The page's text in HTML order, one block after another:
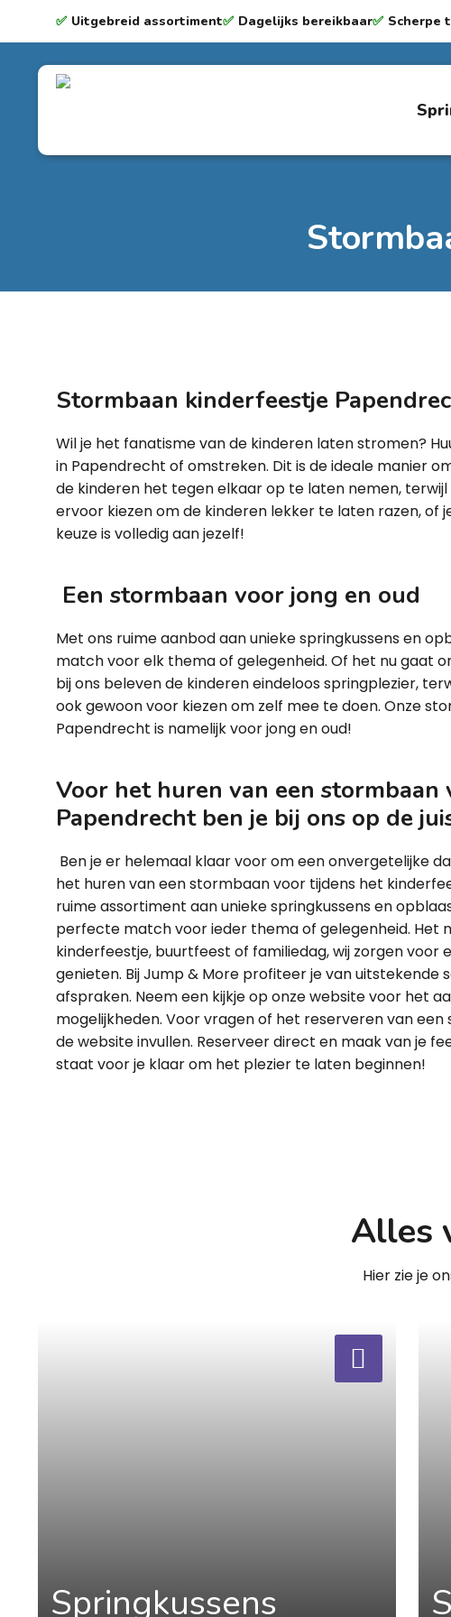
✅ Uitgebreid assortiment✅ Dagelijks bereikbaar✅ Scherpe
Stormbaan kinderfeestje
Wil je het fanatisme van de kinderen laten stromen?
in Papendrecht of omstreken. Dit is de ideale manier
de kinderen het tegen elkaar op te laten nemen,
ervoor kiezen om de kinderen lekker te laten razen,
keuze is volledig aan jezelf!
Een stormbaan voor jong en oud
Met ons ruime aanbod aan unieke springkussens en
match voor elk thema of gelegenheid. Of het nu gaat
bij ons beleven de kinderen eindeloos springplezier,
ook gewoon voor kiezen om zelf mee te doen. Onze
Papendrecht is namelijk voor jong en oud!
Voor het huren van een stormbaan
Papendrecht ben je bij ons op de
Ben je er helemaal klaar voor om een onvergetelijke
het huren van een stormbaan voor tijdens het
ruime assortiment aan unieke springkussens en
perfecte match voor ieder thema of gelegenheid. Het
kinderfeestje, buurtfeest of familiedag, wij zorgen voor
genieten. Bij Jump & More profiteer je van uitstekende
afspraken. Neem een kijkje op onze website voor het
mogelijkheden. Voor vragen of het reserveren van een
de website invullen. Reserveer direct en maak van je
staat voor je klaar om het plezier te laten beginnen!
Alles
Hier zie je
Springkussens